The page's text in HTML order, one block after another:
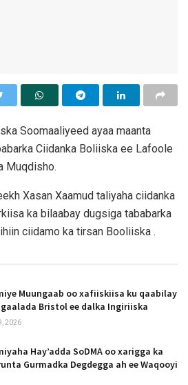
Soomaaliyeed ayaa maanta
Ciidanka Boliiska ee Lafoole
Muqdisho.
Xasan Xaamud taliyaha ciidanka
ka bilaabay dugsiga tababarka
ciidamo ka tirsan Booliiska .
Muungaab oo xafiiskiisa ku qaabilay
Bristol ee dalka Ingiriiska
2026
Hay’adda SoDMA oo xarigga ka
Gurmadka Degdegga ah ee Waqooyi